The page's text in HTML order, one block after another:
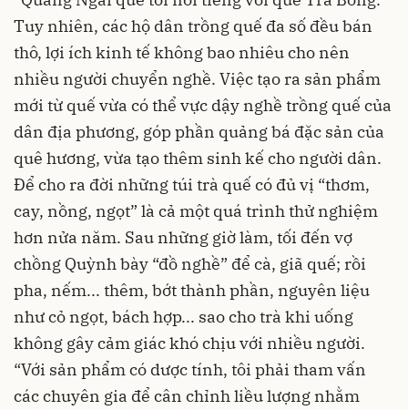
Tuy nhiên, các hộ dân trồng quế đa số đều bán
thô, lợi ích kinh tế không bao nhiêu cho nên
nhiều người chuyển nghề. Việc tạo ra sản phẩm
mới từ quế vừa có thể vực dậy nghề trồng quế của
dân địa phương, góp phần quảng bá đặc sản của
quê hương, vừa tạo thêm sinh kế cho người dân.
Để cho ra đời những túi trà quế có đủ vị “thơm,
cay, nồng, ngọt” là cả một quá trình thử nghiệm
hơn nửa năm. Sau những giờ làm, tối đến vợ
chồng Quỳnh bày “đồ nghề” để cà, giã quế; rồi
pha, nếm... thêm, bớt thành phần, nguyên liệu
như cỏ ngọt, bách hợp... sao cho trà khi uống
không gây cảm giác khó chịu với nhiều người.
“Với sản phẩm có dược tính, tôi phải tham vấn
các chuyên gia để cân chỉnh liều lượng nhằm